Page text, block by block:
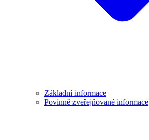
Základní informace
Povinně zveřejňované informace